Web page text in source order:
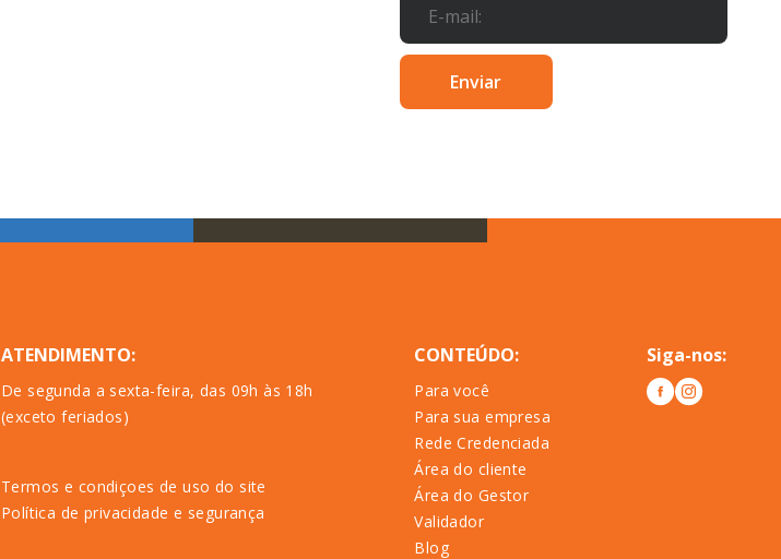
ATENDIMENTO:
De segunda a sexta-feira, das 09h às 18h
(exceto feriados)
Termos e condiçoes de uso do site
Política de privacidade e segurança
CONTEÚDO:
Para você
Para sua empresa
Rede Credenciada
Área do cliente
Área do Gestor
Validador
Blog
Siga-nos: